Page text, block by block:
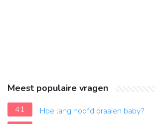
Meest populaire vragen
41
Hoe lang hoofd draaien baby?